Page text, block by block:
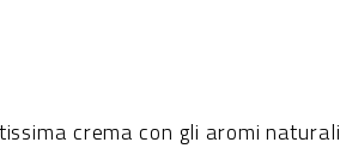
crema con gli aromi naturali